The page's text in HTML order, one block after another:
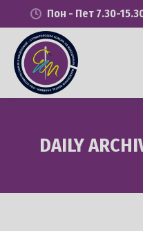
Пон - Пет 7.30-
DAILY